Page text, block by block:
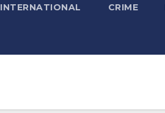
INTERNATIONAL CRIME